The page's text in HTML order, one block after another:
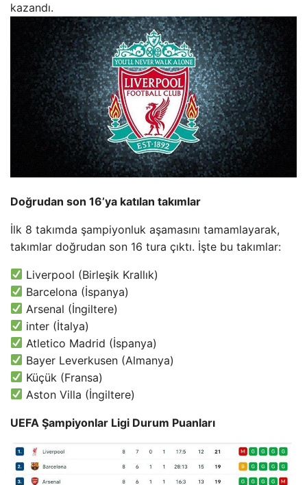
kazandı.
Doğrudan son 16’ya katılan takımlar
İlk 8 takımda şampiyonluk aşamasını tamamlayarak,
takımlar doğrudan son 16 tura çıktı. İşte bu takımlar:
Liverpool (Birleşik Krallık)
Barcelona (İspanya)
Arsenal (İngiltere)
inter (İtalya)
Atletico Madrid (İspanya)
Bayer Leverkusen (Almanya)
Küçük (Fransa)
Aston Villa (İngiltere)
UEFA Şampiyonlar Ligi Durum Puanları